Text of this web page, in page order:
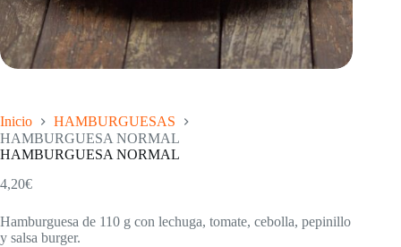
Inicio
HAMBURGUESAS
HAMBURGUESA NORMAL
HAMBURGUESA NORMAL
4,20€
Hamburguesa de 110 g con lechuga, tomate, cebolla, pepinillo
y salsa burger.